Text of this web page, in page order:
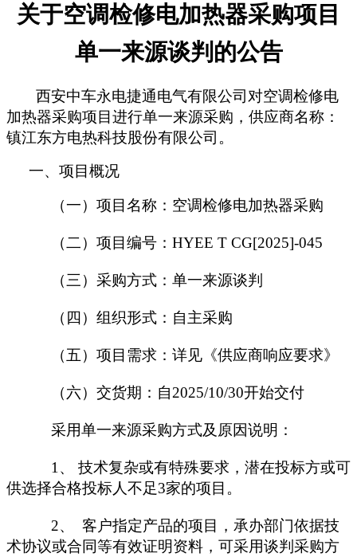
关于空调检修电加热器采购项目
单一来源谈判 的公告
西安中车永电捷通电气有限公司对空调检修电
加热器采购项目进行单一来源采购，供应商名称：
镇江东方电热科技股份有限公司 。
一、项目概况
（一）项目名称：空调检修电加热器采购
（二）项目编号： HYEE T CG[2025]-045
（三）采购方式：单一来源谈判
（四）组织形式：自主采购
（五）项目需求：详见《供应商响应要求》
（六）交货期：自2025/10/30开始交付
采用单一来源采购方式及原因说明：
1、 技术复杂或有特殊要求，潜在投标方或可
供选择合格投标人不足3家的项目。
2、
客户指定产品的项目，承办部门依据技
术协议或合同等有效证明资料 ， 可采用谈判采购方